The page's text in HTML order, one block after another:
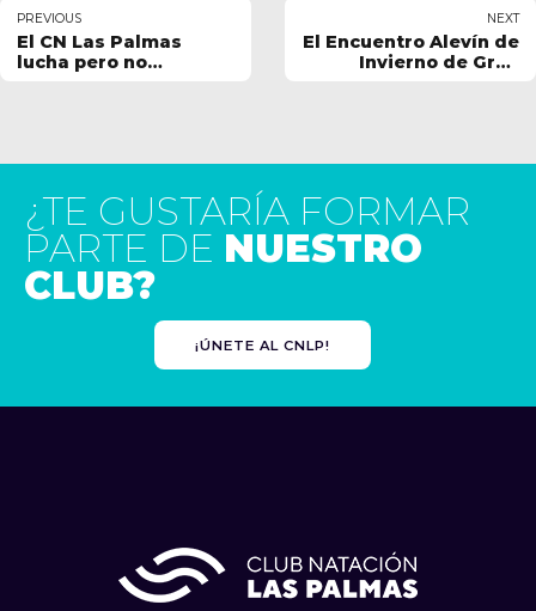
PREVIOUS
El CN Las Palmas
lucha pero no
NEXT
El Encuentro Alevín de
Invierno de Gran
¿TE GUSTARÍA FORMAR
PARTE DE NUESTRO
CLUB?
¡ÚNETE AL CNLP!